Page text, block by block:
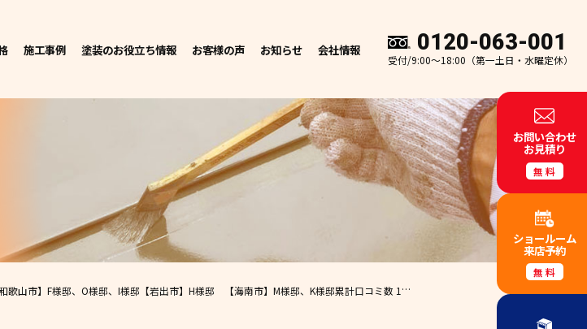
施工事例 塗装のお役立ち情報 お客様の声 お知らせ 会社情報 0120-063-001
受付/9:00～18:00（第一土日・水曜定休）
山市】F様邸、O様邸、I様邸 【岩出市】H様邸 【海南市】M様邸、K様邸累計口コミ数 100件超えの塗装工事・防水工事専門店
お問い合わせ
お見積り
無料
ショールーム
来店予約
無料